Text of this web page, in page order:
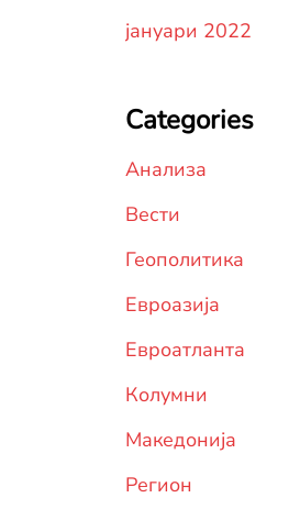
јануари 2022
Categories
Анализа
Вести
Геополитика
Евроазија
Евроатланта
Колумни
Македонија
Регион